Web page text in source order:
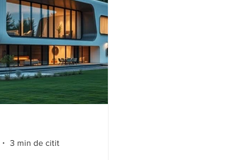
3 min de citit